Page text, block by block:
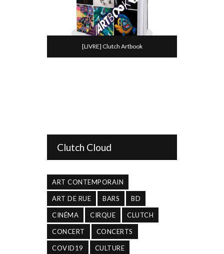
[LIVRE] Clutch Artbook
Clutch Cloud
ART CONTEMPORAIN
ART DE RUE BARS BD
CINÉMA CIRQUE CLUTCH
CONCERT CONCERTS
COVID19 CULTURE